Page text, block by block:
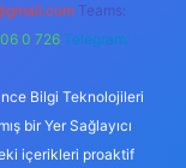
Teams:
0 726 Telegram:
Bilgi Teknolojileri
bir Yer Sağlayıcı
içerikleri proaktif